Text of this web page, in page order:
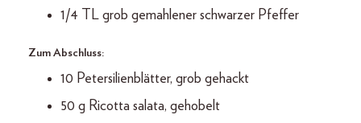
1/4 TL grob gemahlener schwarzer Pfeffer
Zum Abschluss:
10 Petersilienblätter, grob gehackt
50 g Ricotta salata, gehobelt